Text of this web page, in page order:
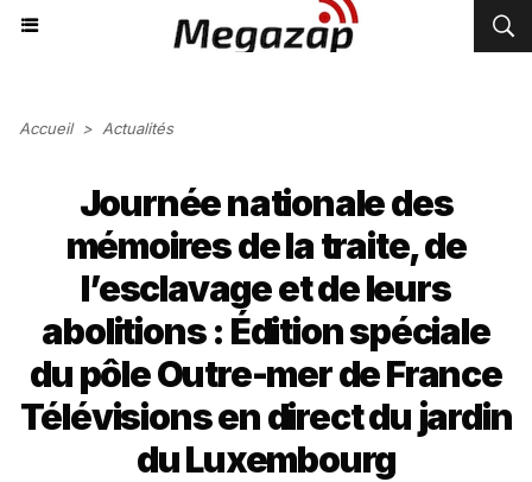
Accueil > Actualités
Journée nationale des
mémoires de la traite, de
l’esclavage et de leurs
abolitions : Édition spéciale
du pôle Outre-mer de France
Télévisions en direct du jardin
du Luxembourg